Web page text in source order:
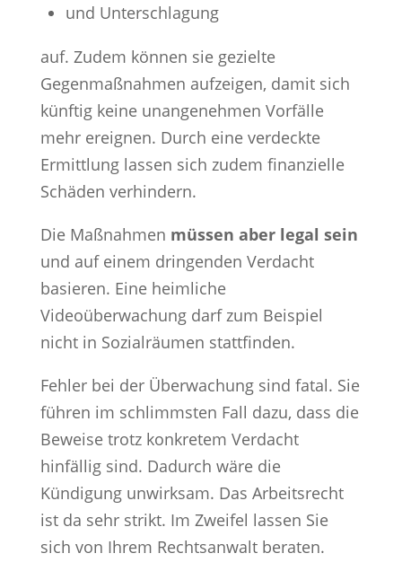
und Unterschlagung
auf. Zudem können sie gezielte
Gegenmaßnahmen aufzeigen, damit sich
künftig keine unangenehmen Vorfälle
mehr ereignen. Durch eine verdeckte
Ermittlung lassen sich zudem finanzielle
Schäden verhindern.
Die Maßnahmen müssen aber legal sein
und auf einem dringenden Verdacht
basieren. Eine heimliche
Videoüberwachung darf zum Beispiel
nicht in Sozialräumen stattfinden.
Fehler bei der Überwachung sind fatal. Sie
führen im schlimmsten Fall dazu, dass die
Beweise trotz konkretem Verdacht
hinfällig sind. Dadurch wäre die
Kündigung unwirksam. Das Arbeitsrecht
ist da sehr strikt. Im Zweifel lassen Sie
sich von Ihrem Rechtsanwalt beraten.